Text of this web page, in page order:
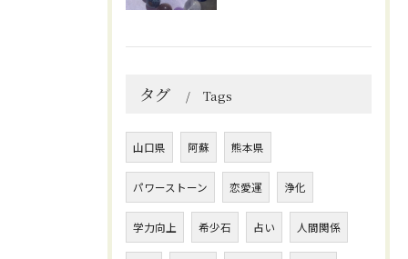
タグ Tags
山口県 阿蘇 熊本県
パワーストーン 恋愛運 浄化
学力向上 希少石 占い 人間関係